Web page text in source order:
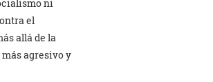
ni
el
allá de la
agresivo y